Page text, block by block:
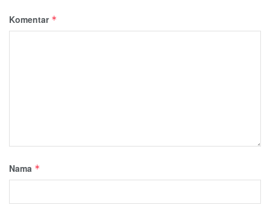
Komentar *
Nama *